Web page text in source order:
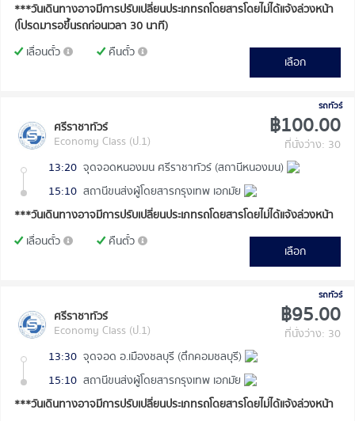
***วันเดินทางอาจมีการปรับเปลี่ยนประเภทรถโดยสารโดยไม่ได้แจ้งล่วงหน้า
(โปรดมารอขึ้นรถก่อนเวลา 30 นาที)
เลื่อนตั๋ว
คืนตั๋ว
เลือก
รถทัวร์
ศรีราชาทัวร์
Economy Class (ป.1)
฿100.00
ที่นั่งว่าง: 30
13:20 จุดจอดหนองมน ศรีราชาทัวร์ (สถานีหนองมน)
15:10 สถานีขนส่งผู้โดยสารกรุงเทพ เอกมัย
***วันเดินทางอาจมีการปรับเปลี่ยนประเภทรถโดยสารโดยไม่ได้แจ้งล่วงหน้า
เลื่อนตั๋ว
คืนตั๋ว
เลือก
รถทัวร์
ศรีราชาทัวร์
Economy Class (ป.1)
฿95.00
ที่นั่งว่าง: 30
13:30 จุดจอด อ.เมืองชลบุรี (ตึกคอมชลบุรี)
15:10 สถานีขนส่งผู้โดยสารกรุงเทพ เอกมัย
***วันเดินทางอาจมีการปรับเปลี่ยนประเภทรถโดยสารโดยไม่ได้แจ้งล่วงหน้า